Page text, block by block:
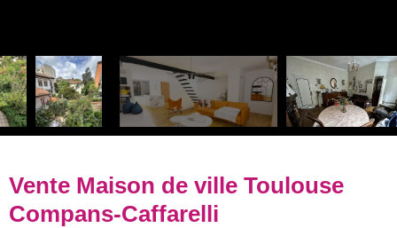
Vente Maison de ville Toulouse
Compans-Caffarelli